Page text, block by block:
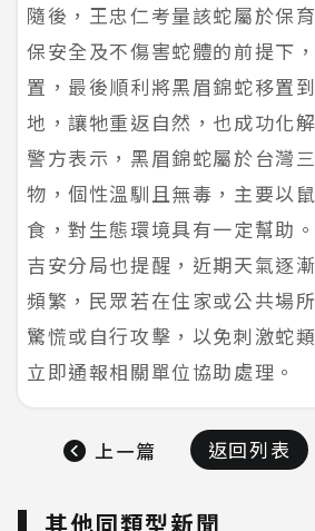
隨後，王忠仁考量該蛇屬於保
保安全及不傷害蛇體的前提下
置，最後順利將黑眉錦蛇移置
地，讓牠重返自然，也成功化
警方表示，黑眉錦蛇屬於台灣
物，個性溫馴且無毒，主要以
食，對生態環境具有一定幫助。
吉安分局也提醒，近期天氣逐
頻繁，民眾若在住家或公共場
驚慌或自行攻擊，以免刺激蛇
立即通報相關單位協助處理。
上一篇 返回列表
其他同類型新聞